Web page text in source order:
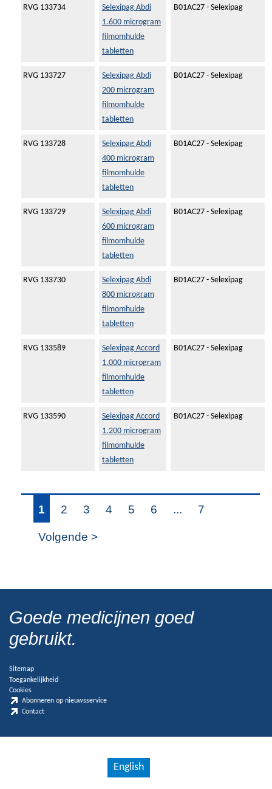
RVG 133734
Selexipag Abdi
1.600 microgram
filmomhulde
tabletten
B01AC27 - Selexipag
RVG 133727
Selexipag Abdi
200 microgram
filmomhulde
tabletten
B01AC27 - Selexipag
RVG 133728
Selexipag Abdi
400 microgram
filmomhulde
tabletten
B01AC27 - Selexipag
RVG 133729
Selexipag Abdi
600 microgram
filmomhulde
tabletten
B01AC27 - Selexipag
RVG 133730
Selexipag Abdi
800 microgram
filmomhulde
tabletten
B01AC27 - Selexipag
RVG 133589
Selexipag Accord
1.000 microgram
filmomhulde
tabletten
B01AC27 - Selexipag
RVG 133590
Selexipag Accord
1.200 microgram
filmomhulde
tabletten
B01AC27 - Selexipag
1 2 3 4 5 6 ... 7
Volgende >
Goede medicijnen goed
gebruikt.
Sitemap
Toegankelijkheid
Cookies
Abonneren op nieuwsservice
Contact
English